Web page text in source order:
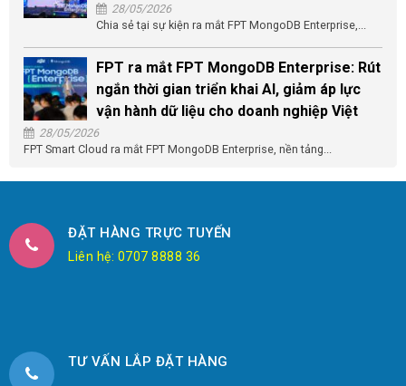
28/05/2026
Chia sẻ tại sự kiện ra mắt FPT MongoDB Enterprise,...
FPT ra mắt FPT MongoDB Enterprise: Rút
ngắn thời gian triển khai AI, giảm áp lực
vận hành dữ liệu cho doanh nghiệp Việt
28/05/2026
FPT Smart Cloud ra mắt FPT MongoDB Enterprise, nền tảng...
ĐẶT HÀNG TRỰC TUYẾN
Liên hệ: 0707 8888 36
TƯ VẤN LẮP ĐẶT HÀNG